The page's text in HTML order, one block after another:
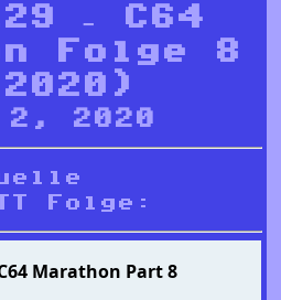
– C64
Folge 8
2, 2020
Folge: